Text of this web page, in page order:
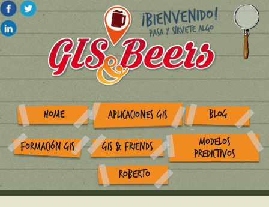
HOME APLICACIONES GIS BLOG
FORMACIÓN GIS GIS & FRIENDS
MODELOS
PREDICTIVOS
ROBERTO